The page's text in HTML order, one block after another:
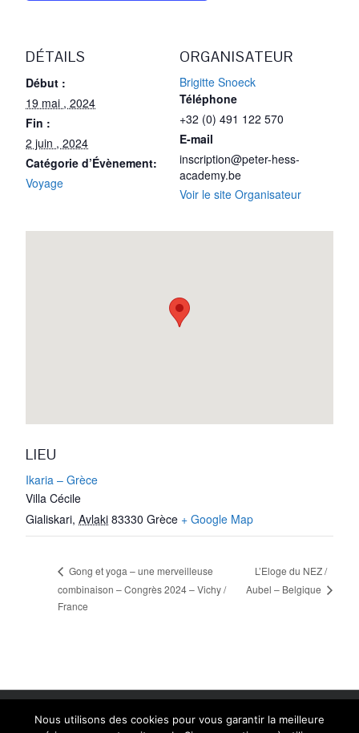
DÉTAILS
Début :
19 mai , 2024
Fin :
2 juin , 2024
Catégorie d’Évènement:
Voyage
ORGANISATEUR
Brigitte Snoeck
Téléphone
+32 (0) 491 122 570
E-mail
inscription@peter-hess-
academy.be
Voir le site Organisateur
LIEU
Ikaria – Grèce
Villa Cécile
Gialiskari, Avlaki 83330 Grèce + Google Map
Gong et yoga – une merveilleuse
combinaison – Congrès 2024 – Vichy /
France
L’Eloge du NEZ /
Aubel – Belgique
Copyright 2014 Peter Hess Academy Belgium | Création: Linda
Camurato www.shinedesign.be
Nous utilisons des cookies pour vous garantir la meilleure